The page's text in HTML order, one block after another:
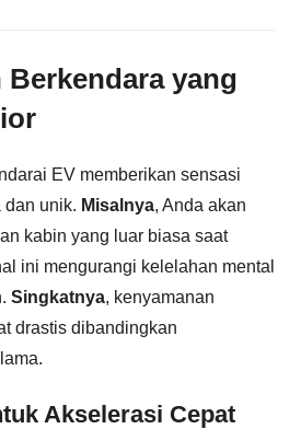
Berkendara yang
EV memberikan sensasi
dan unik. Misalnya, Anda akan
kabin yang luar biasa saat
ini mengurangi kelelahan mental
Singkatnya, kenyamanan
drastis dibandingkan
Akselerasi Cepat